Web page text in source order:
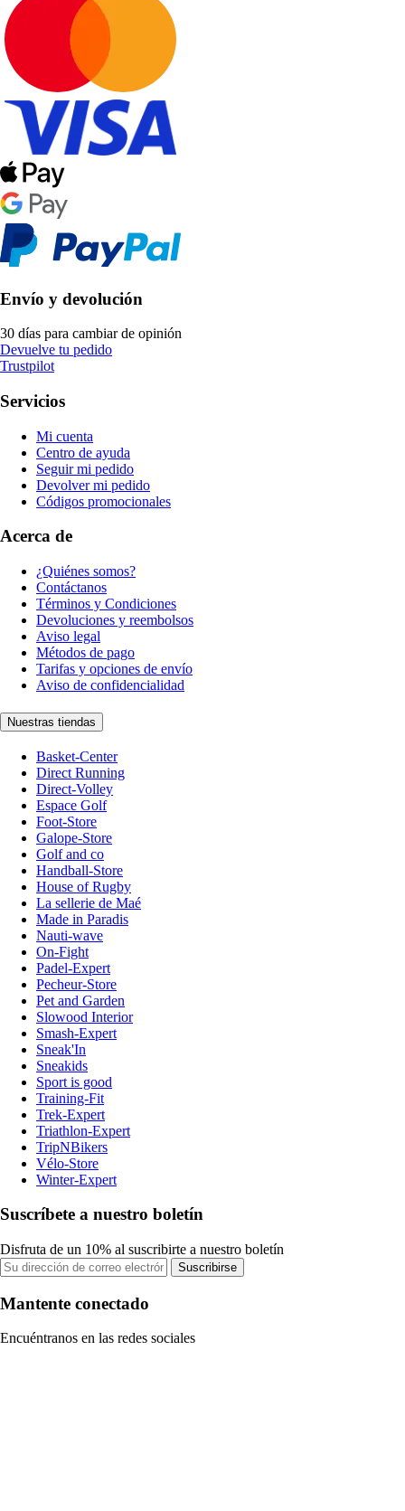
Envío y devolución
30 días para cambiar de opinión
Devuelve tu pedido
Trustpilot
Servicios
Mi cuenta
Centro de ayuda
Seguir mi pedido
Devolver mi pedido
Códigos promocionales
Acerca de
¿Quiénes somos?
Contáctanos
Términos y Condiciones
Devoluciones y reembolsos
Aviso legal
Métodos de pago
Tarifas y opciones de envío
Aviso de confidencialidad
Nuestras tiendas
Basket-Center
Direct Running
Direct-Volley
Espace Golf
Foot-Store
Galope-Store
Golf and co
Handball-Store
House of Rugby
La sellerie de Maé
Made in Paradis
Nauti-wave
On-Fight
Padel-Expert
Pecheur-Store
Pet and Garden
Slowood Interior
Smash-Expert
Sneak'In
Sneakids
Sport is good
Training-Fit
Trek-Expert
Triathlon-Expert
TripNBikers
Vélo-Store
Winter-Expert
Suscríbete a nuestro boletín
Disfruta de un 10% al suscribirte a nuestro boletín
Suscribirse
Mantente conectado
Encuéntranos en las redes sociales